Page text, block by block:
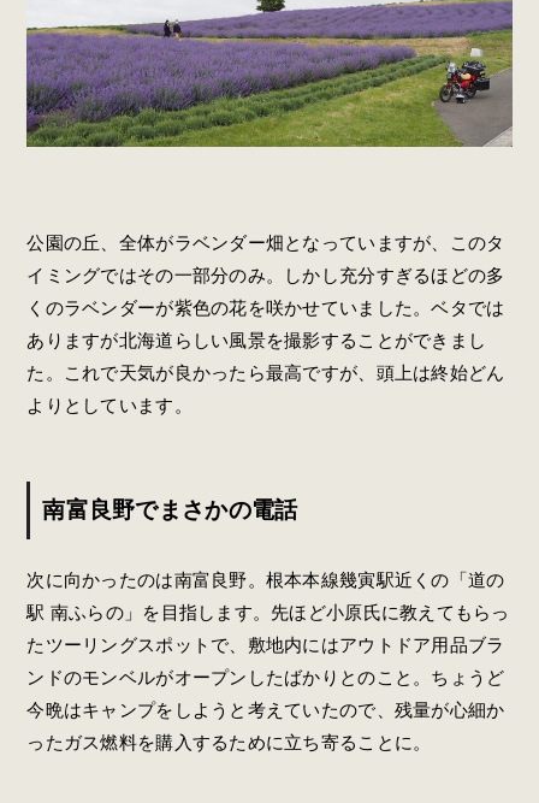
公園の丘、全体がラベンダー畑となっていますが、このタ
イミングではその一部分のみ。しかし充分すぎるほどの多
くのラベンダーが紫色の花を咲かせていました。ベタでは
ありますが北海道らしい風景を撮影することができまし
た。これで天気が良かったら最高ですが、頭上は終始どん
よりとしています。
南富良野でまさかの電話
次に向かったのは南富良野。根本本線幾寅駅近くの「道の
駅 南ふらの」を目指します。先ほど小原氏に教えてもらっ
たツーリングスポットで、敷地内にはアウトドア用品ブラ
ンドのモンベルがオープンしたばかりとのこと。ちょうど
今晩はキャンプをしようと考えていたので、残量が心細か
ったガス燃料を購入するために立ち寄ることに。